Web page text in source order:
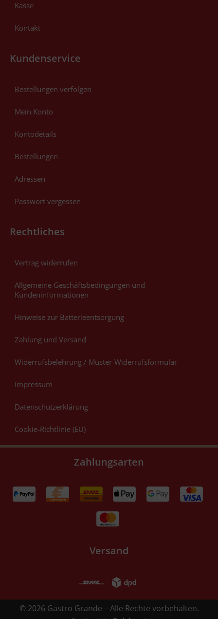
Kasse
Kontakt
Kundenservice
Bestellungen verfolgen
Mein Konto
Kontodetails
Bestellungen
Adressen
Passwort vergessen
Rechtliches
Vertrag widerrufen
Allgemeine Geschäftsbedingungen und
Kundeninformationen
Hinweise zur Batterieentsorgung
Zahlung und Versand
Widerrufsbelehrung / Muster-Widerrufsformular
Impressum
Datenschutzerklärung
Cookie-Richtlinie (EU)
Zahlungsarten
Versand
© 2026 Gastro Grande – Alle Rechte vorbehalten.